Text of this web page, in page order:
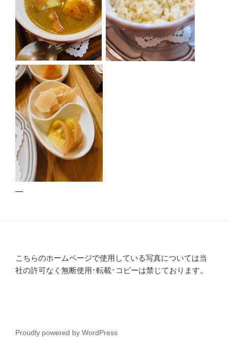
—
こちらのホームページで使用している写真については当
社の許可なく無断使用･転載･コピーは禁じております。
Proudly powered by WordPress